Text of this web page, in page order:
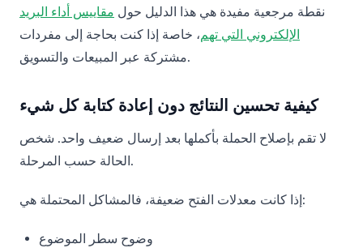
نقطة مرجعية مفيدة هي هذا الدليل حول مقاييس أداء البريد
الإلكتروني التي تهم، خاصة إذا كنت بحاجة إلى مفردات
مشتركة عبر المبيعات والتسويق.
كيفية تحسين النتائج دون إعادة كتابة كل شيء
لا تقم بإصلاح الحملة بأكملها بعد إرسال ضعيف واحد. شخص
الحالة حسب المرحلة.
إذا كانت معدلات الفتح ضعيفة، فالمشاكل المحتملة هي:
وضوح سطر الموضوع